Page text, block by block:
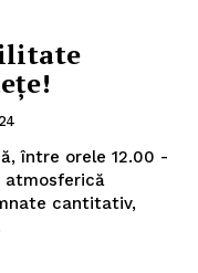
între orele 12.00 -
cantitativ,